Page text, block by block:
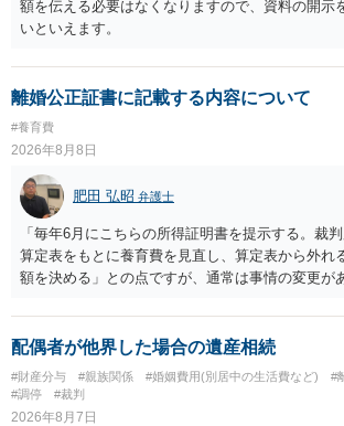
額を伝える必要はなくなりますので、資料の開示
いといえます。
離婚公正証書に記載する内容について
#養育費
2026年8月8日
肥田 弘昭 弁護士
「毎年6月にこちらの所得証明書を提示する。裁
算定表をもとに養育費を見直し、算定表から外れ
額を決める」との点ですが、通常は事情の変更が
来なかった事情の変更により双方協議の上増減出
に勤務先」が含まれているので、私に収入が入っ
行く事になり、上記のような文言が無くても養育
来るかと思うのですが違うのでしょうか？との点
います。養育費は事情の変更があった場合に変更
配偶者が他界した場合の遺産相続
#財産分与 #親族関係 #婚姻費用(別居中の生活費など)
#
#調停
#裁判
2026年8月7日